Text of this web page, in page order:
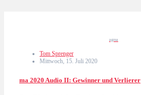
agma
Tom Sprenger
Mittwoch, 15. Juli 2020
ma 2020 Audio II: Gewinner und Verlierer